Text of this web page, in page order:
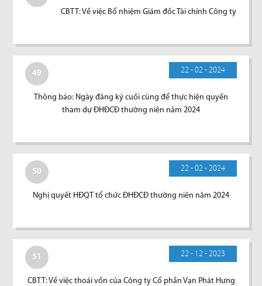
CBTT: Về việc Bổ nhiệm Giám đốc Tài chính Công ty
49 22 - 02 - 2024
Thông báo: Ngày đăng ký cuối cùng để thực hiện quyền
tham dự ĐHĐCĐ thường niên năm 2024
50 22 - 02 - 2024
Nghị quyết HĐQT tổ chức ĐHĐCĐ thường niên năm 2024
51 22 - 12 - 2023
CBTT: Về việc thoái vốn của Công ty Cổ phần Vạn Phát Hưng